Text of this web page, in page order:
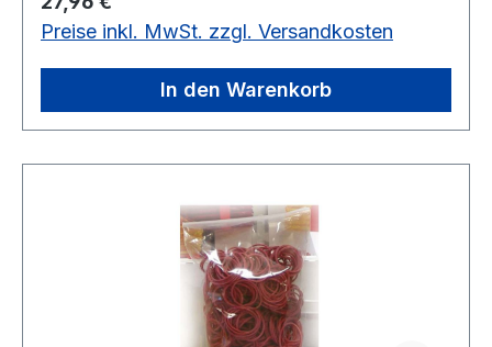
Preise inkl. MwSt. zzgl. Versandkosten
In den Warenkorb